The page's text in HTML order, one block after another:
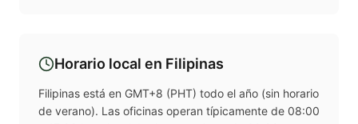
Horario local en Filipinas
Filipinas está en GMT+8 (PHT) todo el año (sin horario
de verano). Las oficinas operan típicamente de 08:00